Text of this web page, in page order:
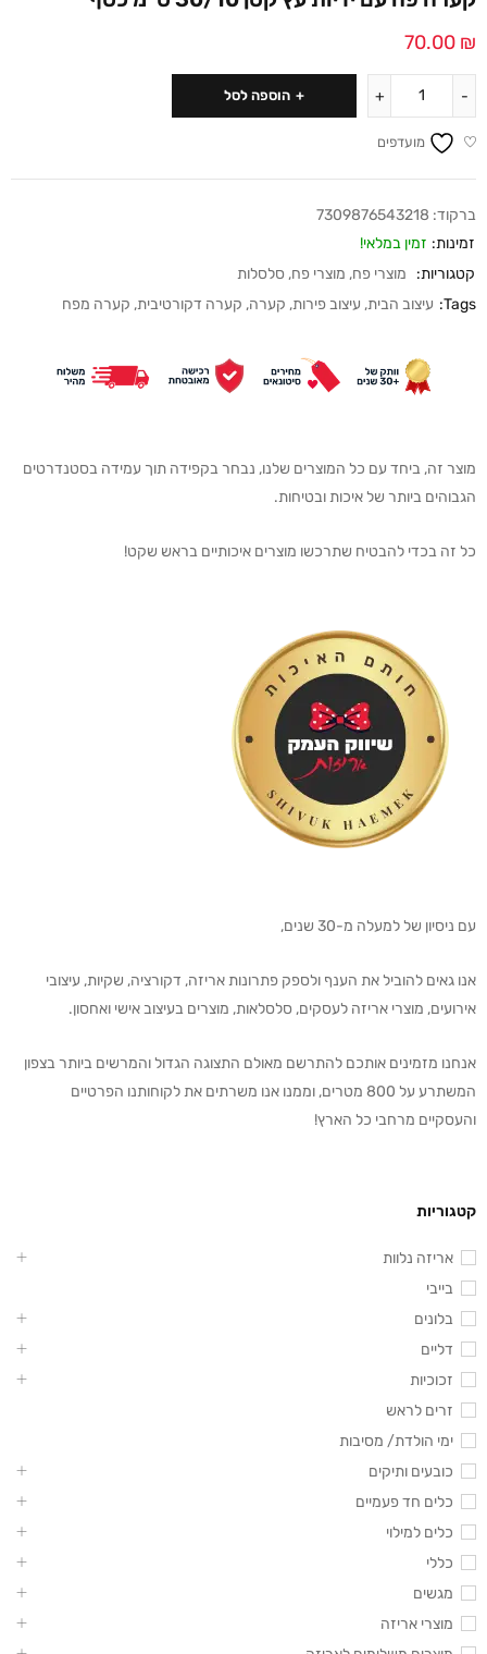
70.00 ₪
הוספה לסל
מועדפים
ברקוד: 7309876543218
זמינות: זמין במלאי!
קטגוריות:
מוצרי פח, מוצרי פח, סלסלות
Tags: עיצוב הבית, עיצוב פירות, קערה, קערה דקורטיבית, קערה מפח
מוצר זה, ביחד עם כל המוצרים שלנו, נבחר בקפידה תוך עמידה בסטנדרטים
הגבוהים ביותר של איכות ובטיחות.
כל זה בכדי להבטיח שתרכשו מוצרים איכותיים בראש שקט!
עם ניסיון של למעלה מ-30 שנים,
אנו גאים להוביל את הענף ולספק פתרונות אריזה, דקורציה, שקיות, עיצובי
אירועים, מוצרי אריזה לעסקים, סלסלאות, מוצרים בעיצוב אישי ואחסון.
אנחנו מזמינים אותכם להתרשם מאולם התצוגה הגדול והמרשים ביותר בצפון
המשתרע על 800 מטרים, וממנו אנו משרתים את לקוחותנו הפרטיים
והעסקיים מרחבי כל הארץ!
קטגוריות
אריזה נלוות
בייבי
בלונים
דליים
זכוכיות
זרים לראש
ימי הולדת/ מסיבות
כובעים ותיקים
כלים חד פעמיים
כלים למילוי
כללי
מגשים
מוצרי אריזה